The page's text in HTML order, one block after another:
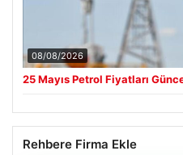
08/08/2026
25 Mayıs Petrol Fiyatları
Rehbere Firma Ekle